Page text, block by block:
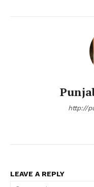
http://
LEAVE A REPLY